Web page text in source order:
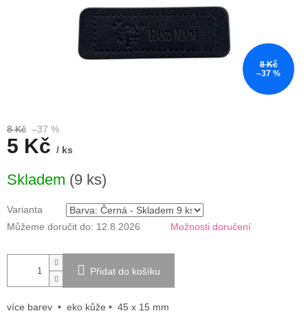
8 Kč
–37 %
8 Kč –37 %
5 Kč / ks
cena:
Skladem (9 ks)
Varianta
Můžeme doručit do: 12.8.2026 Možnosti doručení
Přidat do košíku
více barev • eko kůže • 45 x 15 mm